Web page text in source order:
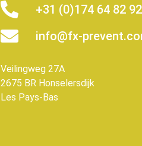
+31 (0)174 64 82 92
info@fx-
Veilingweg 27A
2675 BR Honselersdijk
Les Pays-Bas